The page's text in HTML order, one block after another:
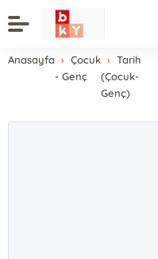
Anasayfa
Çocuk
- Genç
Tarih
(Çocuk-
Genç)